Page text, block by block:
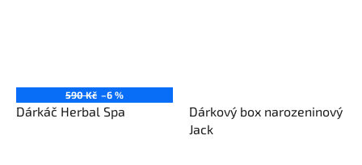
590 Kč –6 %
Dárkáč Herbal Spa
Dárkový box narozeninový
Jack